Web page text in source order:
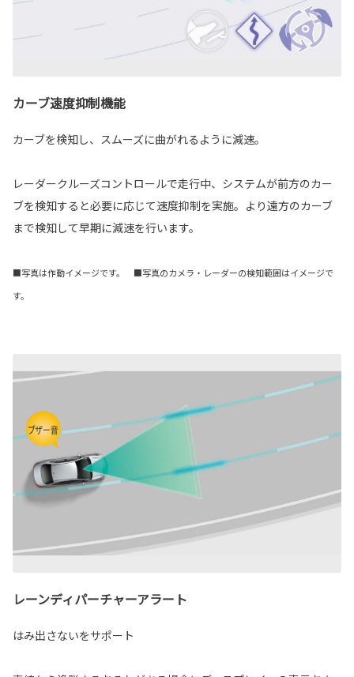
カーブ速度抑制機能
カーブを検知し、スムーズに曲がれるように減速。
レーダークルーズコントロールで走行中、システムが前方のカー
ブを検知すると必要に応じて速度抑制を実施。より遠方のカーブ
まで検知して早期に減速を行います。
■写真は作動イメージです。 ■写真のカメラ・レーダーの検知範囲はイメージで
す。
レーンディパーチャーアラート
はみ出さないをサポート